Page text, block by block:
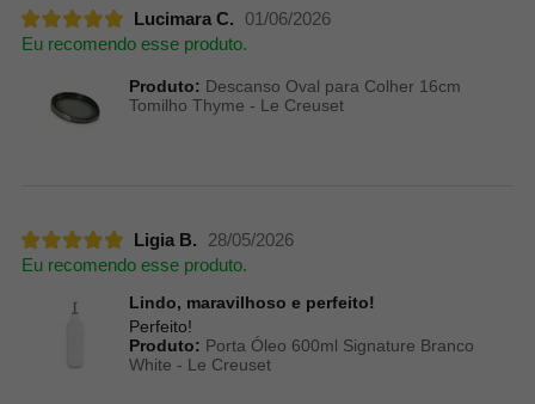
Lucimara C.
01/06/2026
Eu recomendo esse produto.
Produto: Descanso Oval para Colher 16cm
Tomilho Thyme - Le Creuset
Ligia B.
28/05/2026
Eu recomendo esse produto.
Lindo, maravilhoso e perfeito!
Perfeito!
Produto: Porta Óleo 600ml Signature Branco
White - Le Creuset